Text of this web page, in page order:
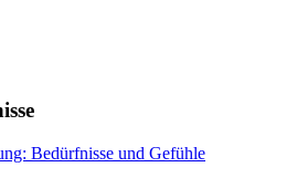
Bedürfnisse und Gefühle